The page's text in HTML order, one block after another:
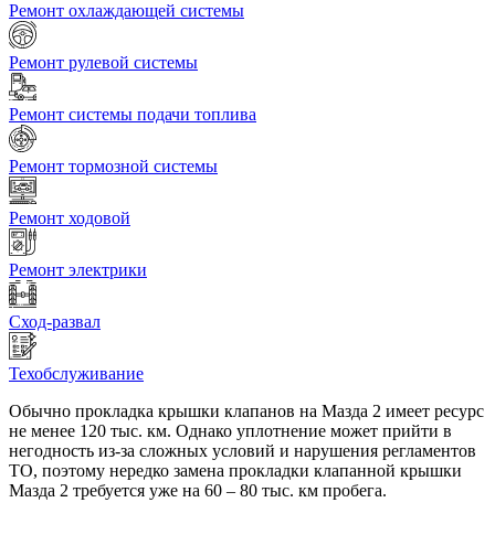
Ремонт охлаждающей системы
Ремонт рулевой системы
Ремонт системы подачи топлива
Ремонт тормозной системы
Ремонт ходовой
Ремонт электрики
Сход-развал
Техобслуживание
Обычно прокладка крышки клапанов на Мазда 2 имеет ресурс
не менее 120 тыс. км. Однако уплотнение может прийти в
негодность из-за сложных условий и нарушения регламентов
ТО, поэтому нередко замена прокладки клапанной крышки
Мазда 2 требуется уже на 60 – 80 тыс. км пробега.